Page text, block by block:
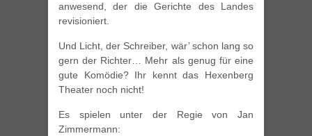
anwesend, der die Gerichte des Landes
revisioniert.
Und Licht, der Schreiber, wär’ schon lang so
gern der Richter… Mehr als genug für eine
gute Komödie? Ihr kennt das Hexenberg
Theater noch nicht!
Es spielen unter der Regie von Jan
Zimmermann: